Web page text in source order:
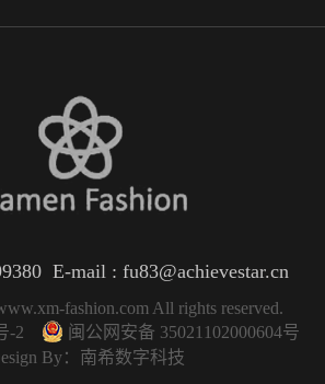
E-mail : fu83@achievestar.cn
fashion.com All rights reserved.
-2
闽公网安备 35021102000604号
By： 南希数字科技